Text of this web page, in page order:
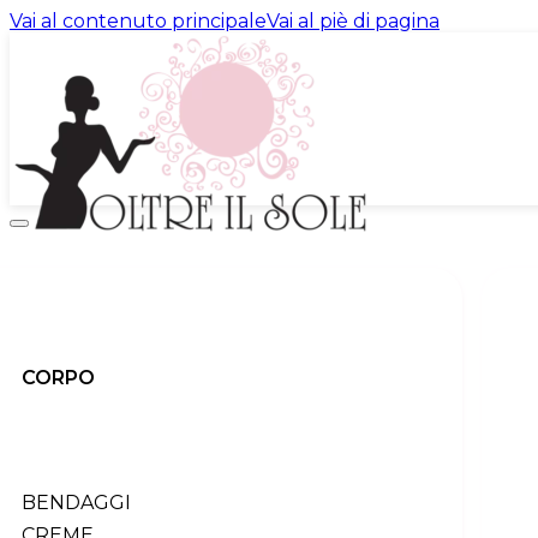
Vai al contenuto principaleVai al piè di pagina
CORPO
BENDAGGI